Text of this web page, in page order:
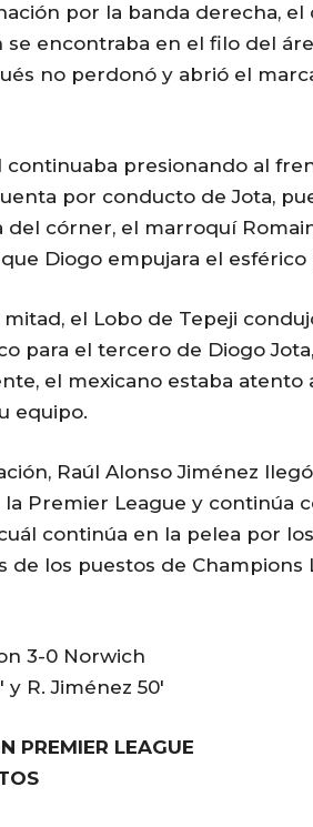
por la banda derecha,
se encontraba en el filo del
no perdonó y abrió el
continuaba presionando al
por conducto de Jota,
córner, el marroquí
Diogo empujara el
mitad, el Lobo de Tepeji
para el tercero de Diogo
el mexicano estaba
equipo.
Raúl Alonso Jiménez
Premier League y continúa
continúa en la pelea por
de los puestos de Champions
3-0 Norwich
y R. Jiménez 50′
PREMIER LEAGUE